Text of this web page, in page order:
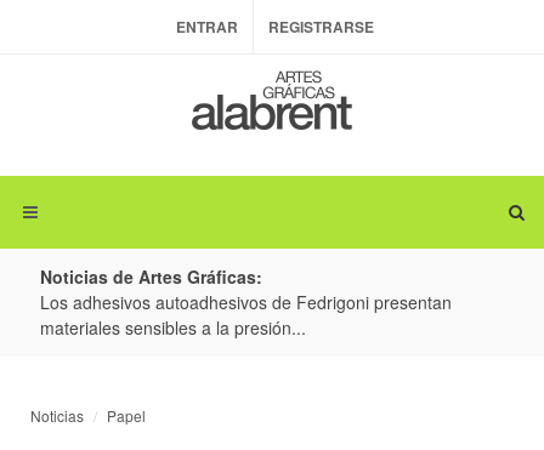
ENTRAR REGISTRARSE
Noticias de Artes Gráficas:
Los adhesivos autoadhesivos de Fedrigoni presentan
materiales sensibles a la presión...
Noticias Papel